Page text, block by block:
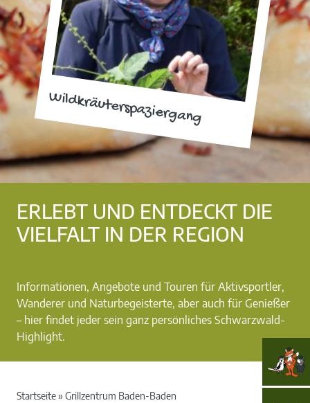
Wildkräuterspaziergang
ERLEBT UND ENTDECKT DIE
VIELFALT IN DER REGION
Informationen, Angebote und Touren für Aktivsportler,
Wanderer und Naturbegeisterte, aber auch für Genießer
– hier findet jeder sein ganz persönliches Schwarzwald-
Highlight.
Startseite» Grillzentrum Baden-Baden